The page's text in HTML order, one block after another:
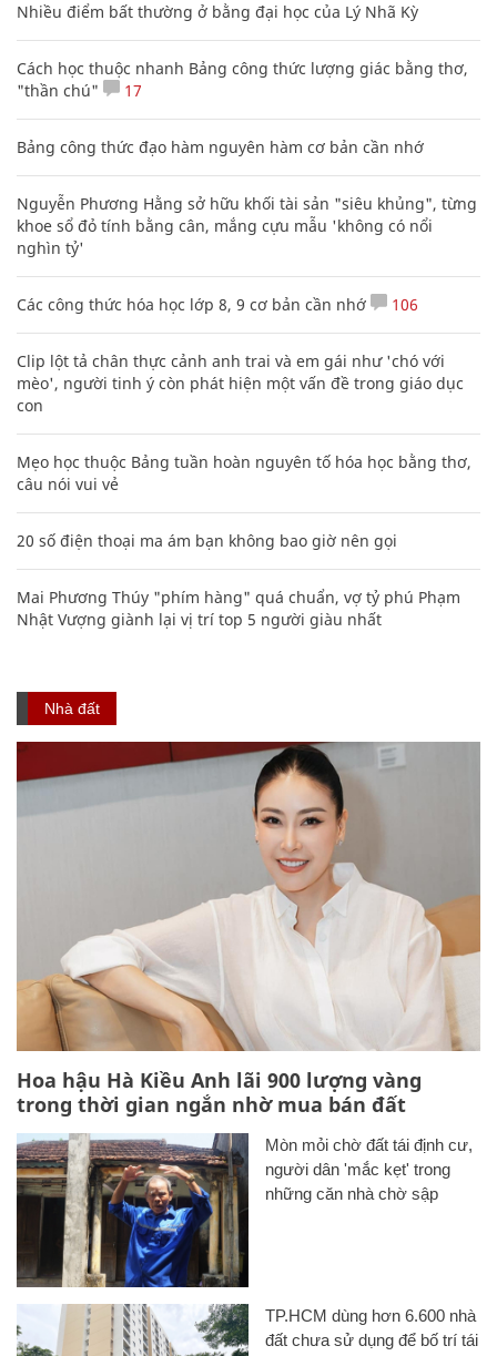
Nhiều điểm bất thường ở bằng đại học của Lý Nhã Kỳ
Cách học thuộc nhanh Bảng công thức lượng giác bằng thơ,
"thần chú"
17
Bảng công thức đạo hàm nguyên hàm cơ bản cần nhớ
Nguyễn Phương Hằng sở hữu khối tài sản "siêu khủng", từng
khoe sổ đỏ tính bằng cân, mắng cựu mẫu 'không có nổi
nghìn tỷ'
Các công thức hóa học lớp 8, 9 cơ bản cần nhớ 106
Clip lột tả chân thực cảnh anh trai và em gái như 'chó với
mèo', người tinh ý còn phát hiện một vấn đề trong giáo dục
con
Mẹo học thuộc Bảng tuần hoàn nguyên tố hóa học bằng thơ,
câu nói vui vẻ
20 số điện thoại ma ám bạn không bao giờ nên gọi
Mai Phương Thúy "phím hàng" quá chuẩn, vợ tỷ phú Phạm
Nhật Vượng giành lại vị trí top 5 người giàu nhất
Nhà đất
Hoa hậu Hà Kiều Anh lãi 900 lượng vàng
trong thời gian ngắn nhờ mua bán đất
Mòn mỏi chờ đất tái định cư,
người dân 'mắc kẹt' trong
những căn nhà chờ sập
TP.HCM dùng hơn 6.600 nhà
đất chưa sử dụng để bố trí tái